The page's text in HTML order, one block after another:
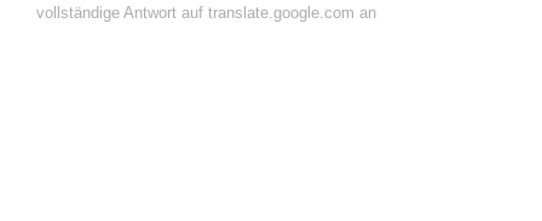
vollständige Antwort auf translate.google.com an